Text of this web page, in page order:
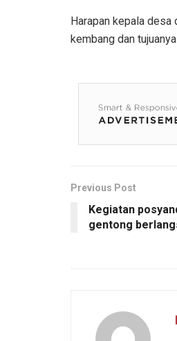
Harapan kepala
kembang dan
Previous Post
Kegiatan
gentong